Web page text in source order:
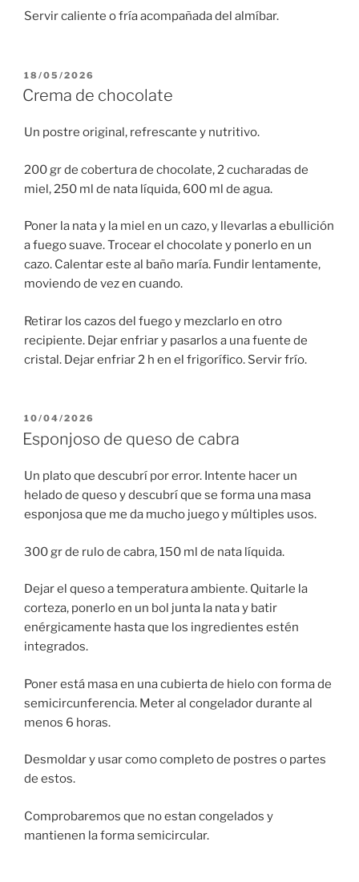
Servir caliente o fría acompañada del almíbar.
PUBLICADO
EL
18/05/2026
Crema de chocolate
Un postre original, refrescante y nutritivo.
200 gr de cobertura de chocolate, 2 cucharadas de
miel, 250 ml de nata líquida, 600 ml de agua.
Poner la nata y la miel en un cazo, y llevarlas a ebullición
a fuego suave. Trocear el chocolate y ponerlo en un
cazo. Calentar este al baño maría. Fundir lentamente,
moviendo de vez en cuando.
Retirar los cazos del fuego y mezclarlo en otro
recipiente. Dejar enfriar y pasarlos a una fuente de
cristal. Dejar enfriar 2 h en el frigorífico. Servir frío.
PUBLICADO
EL
10/04/2026
Esponjoso de queso de cabra
Un plato que descubrí por error. Intente hacer un
helado de queso y descubrí que se forma una masa
esponjosa que me da mucho juego y múltiples usos.
300 gr de rulo de cabra, 150 ml de nata líquida.
Dejar el queso a temperatura ambiente. Quitarle la
corteza, ponerlo en un bol junta la nata y batir
enérgicamente hasta que los ingredientes estén
integrados.
Poner está masa en una cubierta de hielo con forma de
semicircunferencia. Meter al congelador durante al
menos 6 horas.
Desmoldar y usar como completo de postres o partes
de estos.
Comprobaremos que no estan congelados y
mantienen la forma semicircular.